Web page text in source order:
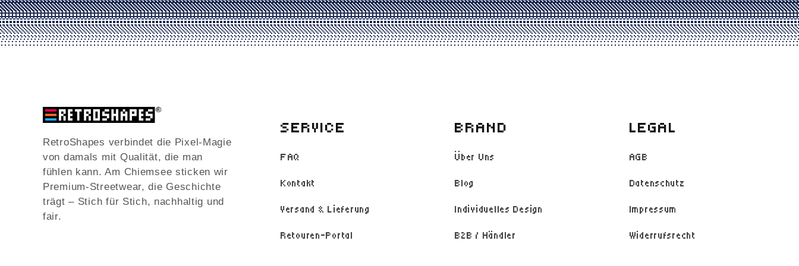
RetroShapes verbindet die Pixel-Magie
von damals mit Qualität, die man
fühlen kann. Am Chiemsee sticken wir
Premium-Streetwear, die Geschichte
trägt – Stich für Stich, nachhaltig und
fair.
SERVICE
FAQ
Kontakt
Versand & Lieferung
Retouren-Portal
BRAND
Über Uns
Blog
Individuelles Design
B2B / Händler
LEGAL
AGB
Datenschutz
Impressum
Widerrufsrecht